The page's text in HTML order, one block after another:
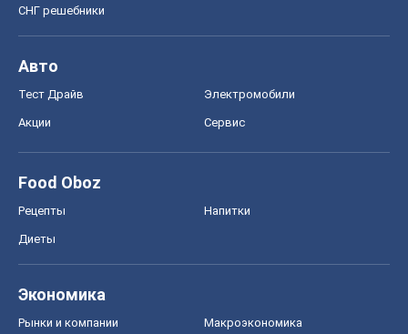
СНГ решебники
Авто
Тест Драйв Электромобили
Акции Сервис
Food Oboz
Рецепты Напитки
Диеты
Экономика
Рынки и компании Mакроэкономика